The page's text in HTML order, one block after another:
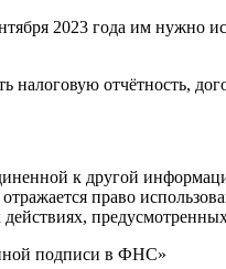
2023 года им нужно
отчётность,
к другой
право
действиях,